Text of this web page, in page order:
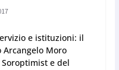
e istituzioni: il
Arcangelo Moro
e del